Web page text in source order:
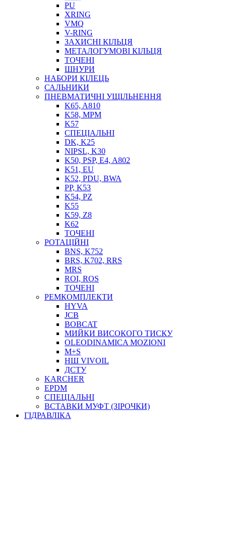
ПІСТОЛЕТИ
НАСОСИ ТА ПОМПИ
НАГНІТАЧІ
МУФТИ (НАСАДКИ) ДЛЯ ШПРИЦІВ
МАСЛЯНКИ, ЛІЙКИ
ПРЕС-МАСЛЯНКИ
ШЛАНГИ, ТРУБКИ
ШПРИЦИ МАСТИЛЬНІ
ТОСОЛ, АНТИФРИЗ
ОЛИВА-ПАЛИВО
ПОВІТРЯ-ВОДА
ДЛЯ ЗВАРЮВАННЯ
НАПІРНО-ВСМОКТУЮЧІ
ФІЛЬТРИ ДЛЯ ПАЛЬНОГО
ПІДДОНИ ДЛЯ БОЧОК
МОДУЛЬНІ АЗС
МЕТРОЛОГІЧНЕ ОБЛАДНАННЯ
ЛІЧИЛЬНИКИ І ВИТРАТОМІРИ ДЛЯ ПАЛЬНОГО
КОТУШКИ ДЛЯ ШЛАНГІВ
PU
XRING
VMQ
V-RING
ЗАХИСНІ КІЛЬЦЯ
МЕТАЛОГУМОВІ КІЛЬЦЯ
ТОЧЕНІ
ШНУРИ
НАБОРИ КІЛЕЦЬ
САЛЬНИКИ
ПНЕВМАТИЧНІ УЩІЛЬНЕННЯ
K65, A810
K58, MPM
K57
СПЕЦІАЛЬНІ
DK, K25
NIPSL, K30
K50, PSP, E4, A802
K51, EU
K52, PDU, BWA
PP, K53
K54, PZ
K55
K59, Z8
K62
ТОЧЕНІ
РОТАЦІЙНІ
BNS, K752
BRS, K702, RRS
MRS
ROI, ROS
ТОЧЕНІ
РЕМКОМПЛЕКТИ
HYVA
JCB
BOBCAT
МИЙКИ ВИСОКОГО ТИСКУ
OLEODINAMICA MOZIONI
M+S
НШ VIVOIL
ДСТУ
KARCHER
EPDM
СПЕЦІАЛЬНІ
ВСТАВКИ МУФТ (ЗІРОЧКИ)
ГІДРАВЛІКА